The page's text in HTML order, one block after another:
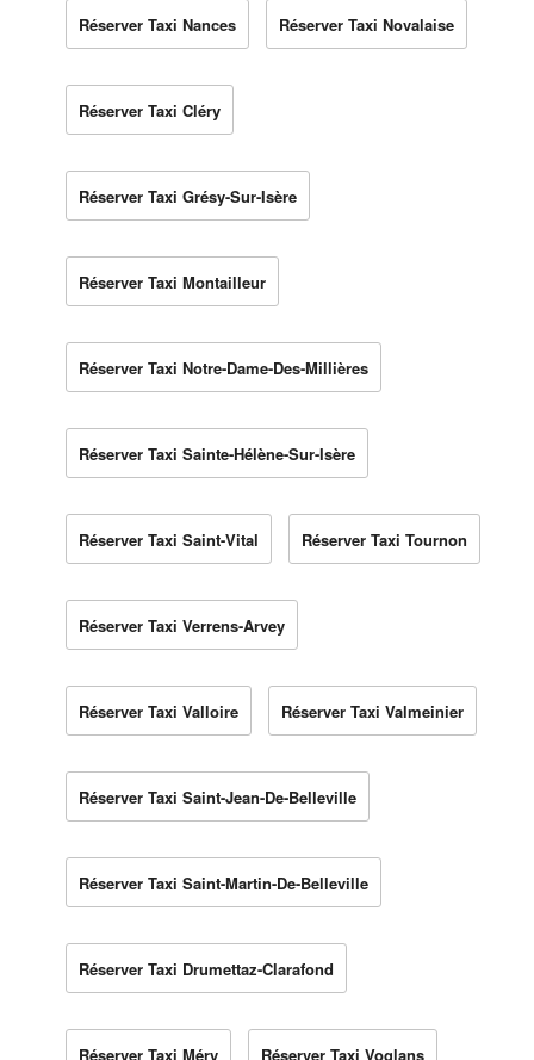
Réserver Taxi Nances Réserver Taxi Novalaise
Réserver Taxi Cléry
Réserver Taxi Grésy-Sur-Isère
Réserver Taxi Montailleur
Réserver Taxi Notre-Dame-Des-Millières
Réserver Taxi Sainte-Hélène-Sur-Isère
Réserver Taxi Saint-Vital Réserver Taxi Tournon
Réserver Taxi Verrens-Arvey
Réserver Taxi Valloire Réserver Taxi Valmeinier
Réserver Taxi Saint-Jean-De-Belleville
Réserver Taxi Saint-Martin-De-Belleville
Réserver Taxi Drumettaz-Clarafond
Réserver Taxi Méry Réserver Taxi Voglans